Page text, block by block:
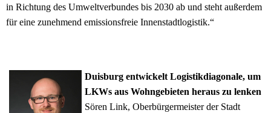
in Richtung des Umweltverbundes bis 2030 ab und steht außerdem
für eine zunehmend emissionsfreie Innenstadtlogistik.“
Duisburg entwickelt Logistikdiagonale, um
LKWs aus Wohngebieten heraus zu lenken
Sören Link, Oberbürgermeister der Stadt